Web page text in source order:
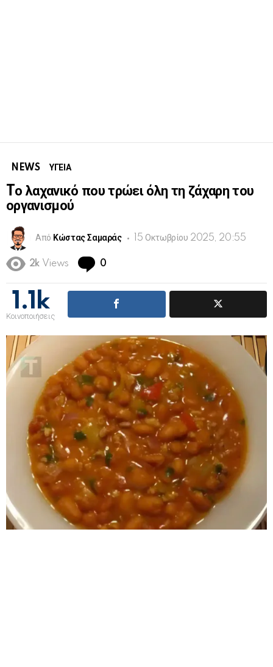
NEWS ΥΓΕΙΑ
Tο λαχανικό που τρώει όλη τη ζάχαρη του
οργανισμού
Από Κώστας Σαμαράς 15 Οκτωβρίου 2025, 20:55
2k Views 0
1.1k
Κοινοποιήσεις